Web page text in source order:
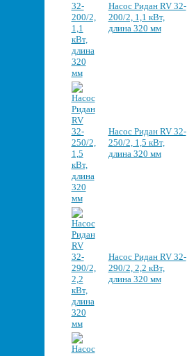
Насос Ридан RV 32-
200/2, 1,1 кВт,
длина 320 мм
Насос Ридан RV 32-
250/2, 1,5 кВт,
длина 320 мм
Насос Ридан RV 32-
290/2, 2,2 кВт,
длина 320 мм